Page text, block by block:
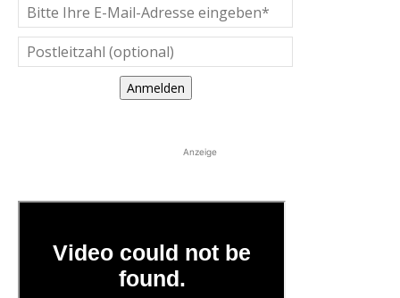
Anmelden
Anzeige